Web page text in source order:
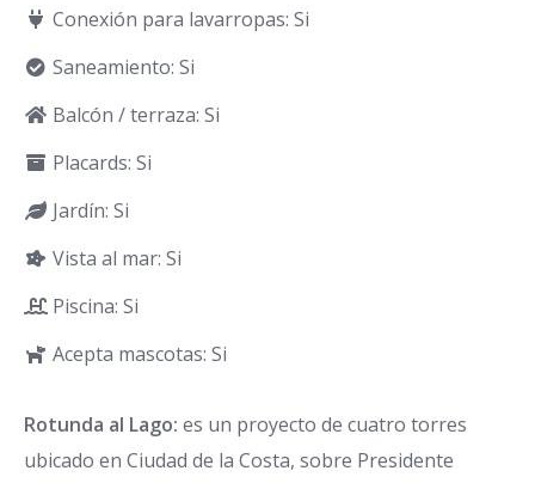
Conexión para lavarropas: Si
Saneamiento: Si
Balcón / terraza: Si
Placards: Si
Jardín: Si
Vista al mar: Si
Piscina: Si
Acepta mascotas: Si
Rotunda al Lago: es un proyecto de cuatro torres
ubicado en Ciudad de la Costa, sobre Presidente